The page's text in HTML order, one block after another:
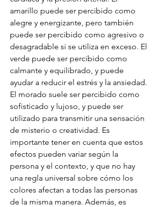
amarillo puede ser percibido como
alegre y energizante, pero también
puede ser percibido como agresivo o
desagradable si se utiliza en exceso. El
verde puede ser percibido como
calmante y equilibrado, y puede
ayudar a reducir el estrés y la ansiedad.
El morado suele ser percibido como
sofisticado y lujoso, y puede ser
utilizado para transmitir una sensación
de misterio o creatividad. Es
importante tener en cuenta que estos
efectos pueden variar según la
persona y el contexto, y que no hay
una regla universal sobre cómo los
colores afectan a todas las personas
de la misma manera. Además, es